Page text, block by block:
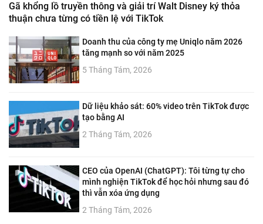
Gã khổng lồ truyền thông và giải trí Walt Disney ký thỏa
thuận chưa từng có tiền lệ với TikTok
Doanh thu của công ty mẹ Uniqlo năm 2026
tăng mạnh so với năm 2025
5 Tháng Tám, 2026
Dữ liệu khảo sát: 60% video trên TikTok được
tạo bằng AI
2 Tháng Tám, 2026
CEO của OpenAI (ChatGPT): Tôi từng tự cho
mình nghiện TikTok để học hỏi nhưng sau đó
thì vẫn xóa ứng dụng
2 Tháng Tám, 2026